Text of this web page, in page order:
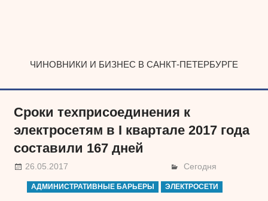
ЧИНОВНИКИ И БИЗНЕС В САНКТ-ПЕТЕРБУРГЕ
Сроки техприсоединения к
электросетям в I квартале 2017 года
составили 167 дней
26.05.2017 Сегодня
АДМИНИСТРАТИВНЫЕ БАРЬЕРЫ ЭЛЕКТРОСЕТИ